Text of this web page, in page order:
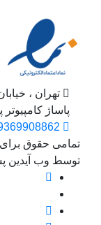
تهران ،
پاساژ کامپیوتر
09369908862
تمامی حقوق
توسط وب آیدین